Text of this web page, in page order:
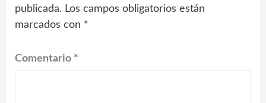
publicada. Los campos obligatorios están
marcados con *
Comentario *